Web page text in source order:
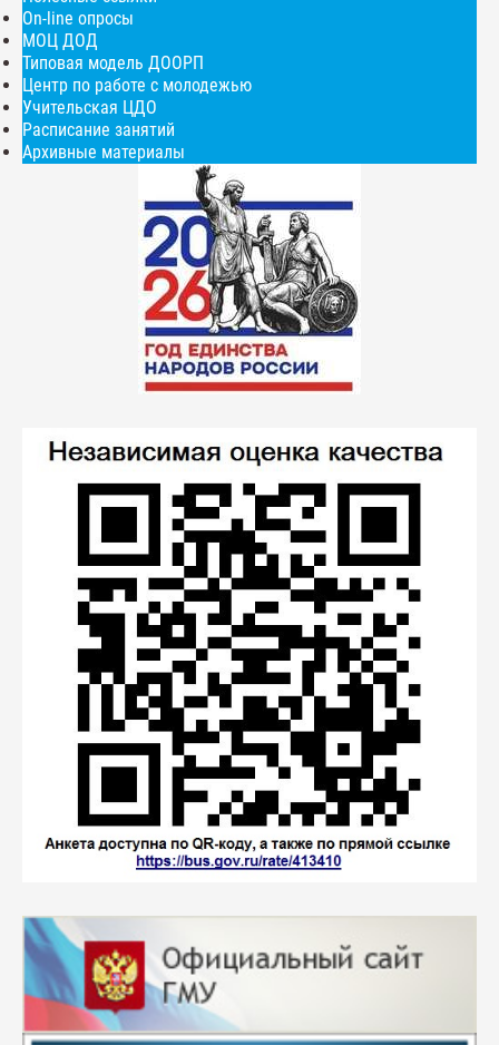
On-line опросы
МОЦ ДОД
Типовая модель ДООРП
Центр по работе с молодежью
Учительская ЦДО
Расписание занятий
Архивные материалы